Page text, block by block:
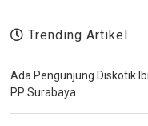
Trending Artikel
Ada Pengunjung Diskotik
PP Surabaya